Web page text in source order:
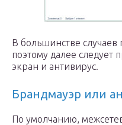
В большинстве случаев
поэтому далее следует
экран и антивирус.
Брандмауэр или
По умолчанию,